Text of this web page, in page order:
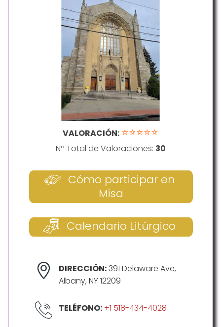
VALORACIÓN: ⭐⭐⭐⭐⭐
Nº Total de Valoraciones: 30
Cómo participar en
Misa
Calendario Litúrgico
DIRECCIÓN:391 Delaware Ave,
Albany, NY 12209
TELÉFONO: +1 518-434-4028